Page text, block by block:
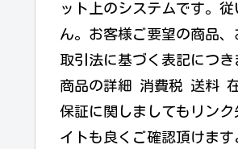
ット上のシステムです。
ん。お客様ご要望の商品
取引法に基づく表記につ
商品の詳細 消費税 送料
保証に関しましてもリン
イトも良くご確認頂けま